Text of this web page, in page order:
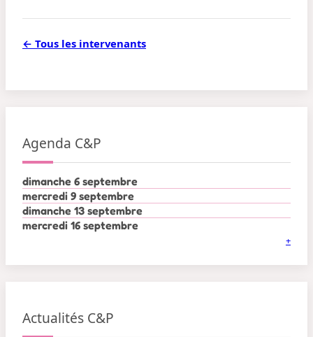
← Tous les intervenants
Agenda C&P
dimanche 6 septembre
mercredi 9 septembre
dimanche 13 septembre
mercredi 16 septembre
+
Actualités C&P